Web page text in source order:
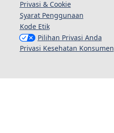
Privasi & Cookie
Syarat Penggunaan
Kode Etik
Pilihan Privasi Anda
Privasi Kesehatan Konsumen